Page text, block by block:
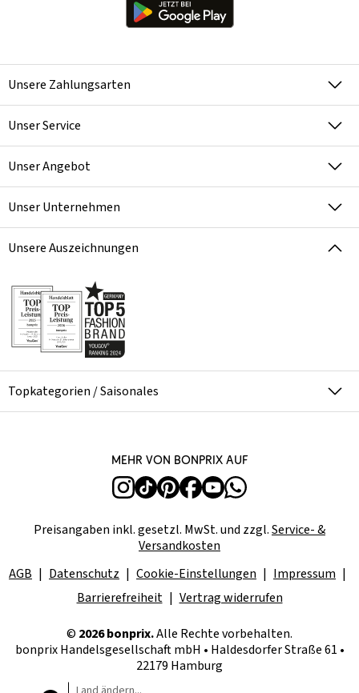
Unsere Zahlungsarten
Unser Service
Unser Angebot
Unser Unternehmen
Unsere Auszeichnungen
Topkategorien / Saisonales
Mehr von bonprix auf
Preisangaben inkl. gesetzl. MwSt. und zzgl.Service- &
Versandkosten
AGB
Datenschutz Cookie-Einstellungen
Impressum
Barrierefreiheit
Vertrag widerrufen
© 2026 bonprix.Alle Rechte vorbehalten.
bonprix Handelsgesellschaft mbH • Haldesdorfer Straße 61 •
22179 Hamburg